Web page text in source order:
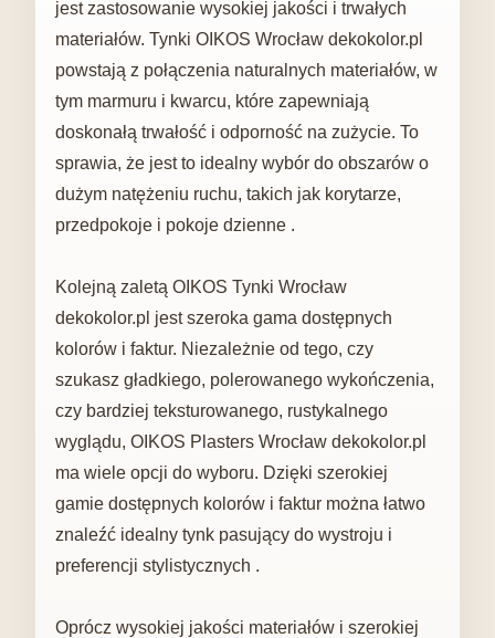
jest zastosowanie wysokiej jakości i trwałych
materiałów. Tynki OIKOS Wrocław dekokolor.pl
powstają z połączenia naturalnych materiałów, w
tym marmuru i kwarcu, które zapewniają
doskonałą trwałość i odporność na zużycie. To
sprawia, że ​​jest to idealny wybór do obszarów o
dużym natężeniu ruchu, takich jak korytarze,
przedpokoje i pokoje dzienne .
Kolejną zaletą OIKOS Tynki Wrocław
dekokolor.pl jest szeroka gama dostępnych
kolorów i faktur. Niezależnie od tego, czy
szukasz gładkiego, polerowanego wykończenia,
czy bardziej teksturowanego, rustykalnego
wyglądu, OIKOS Plasters Wrocław dekokolor.pl
ma wiele opcji do wyboru. Dzięki szerokiej
gamie dostępnych kolorów i faktur można łatwo
znaleźć idealny tynk pasujący do wystroju i
preferencji stylistycznych .
Oprócz wysokiej jakości materiałów i szerokiej